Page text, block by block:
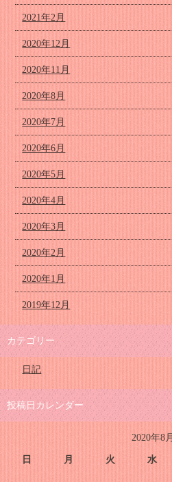
2021年2月
2020年12月
2020年11月
2020年8月
2020年7月
2020年6月
2020年5月
2020年4月
2020年3月
2020年2月
2020年1月
2019年12月
カテゴリー
日記
投稿日カレンダー
2020年8月
日 月 火 水